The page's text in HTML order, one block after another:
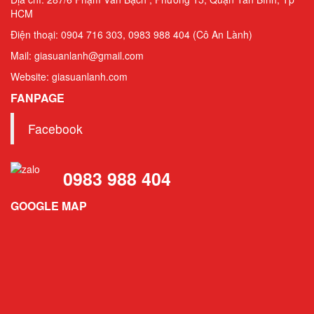
HCM
Điện thoại: 0904 716 303, 0983 988 404 (Cô An Lành)
Mail: giasuanlanh@gmail.com
Website: giasuanlanh.com
FANPAGE
Facebook
0983 988 404
GOOGLE MAP